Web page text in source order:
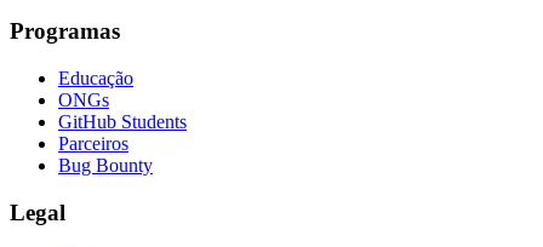
Programas
Educação
ONGs
GitHub Students
Parceiros
Bug Bounty
Legal